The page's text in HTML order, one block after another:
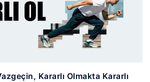
Kararlı Olmakta Kararlı